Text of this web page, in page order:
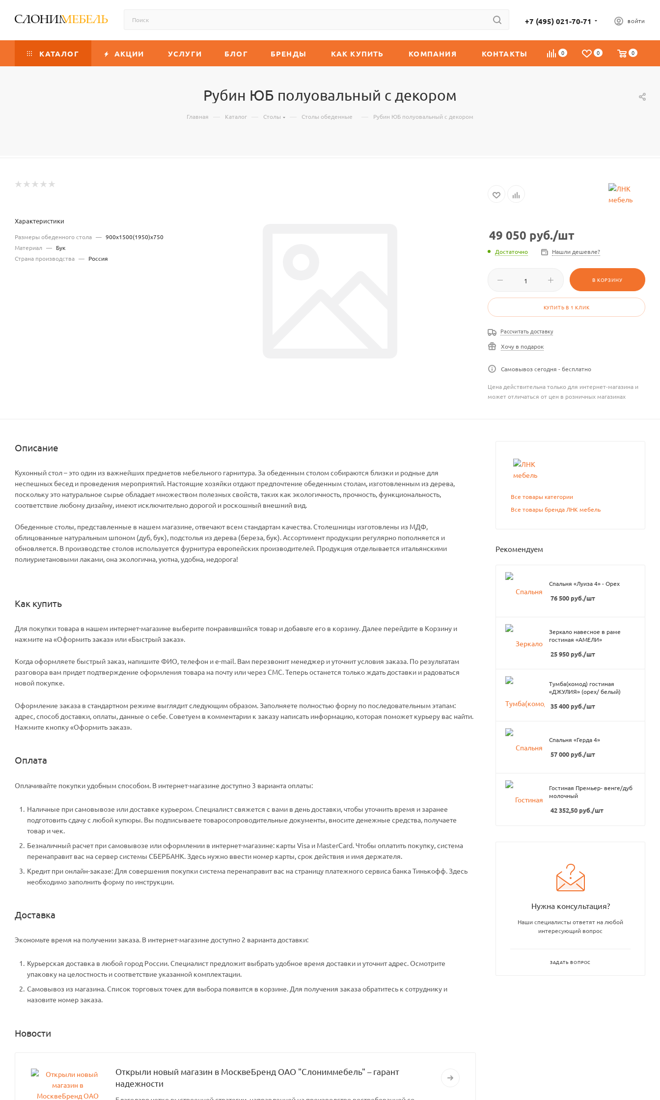
+7 (495) 021-70-71 ВОЙТИ
0 0 0
КАТАЛОГ АКЦИИ УСЛУГИ БЛОГ БРЕНДЫ КАК КУПИТЬ КОМПАНИЯ КОНТАКТЫ
Рубин ЮБ полуовальный с декором
Главная — Каталог — Столы — Столы обеденные — Рубин ЮБ полуовальный с декором
Характеристики
Размеры обеденного стола — 900х1500(1950)х750
Материал — Бук
Страна производства — Россия
49 050 руб./шт
Достаточно Нашли дешевле?
В КОРЗИНУ
КУПИТЬ В 1 КЛИК
Рассчитать доставку
Хочу в подарок
Самовывоз сегодня - бесплатно
Цена действительна только для интернет-магазина и
может отличаться от цен в розничных магазинах
Описание
Кухонный стол – это один из важнейших предметов мебельного гарнитура. За обеденным столом собираются близки и родные для
неспешных бесед и проведения мероприятий. Настоящие хозяйки отдают предпочтение обеденным столам, изготовленным из дерева,
поскольку это натуральное сырье обладает множеством полезных свойств, таких как экологичность, прочность, функциональность,
соответствие любому дизайну, имеют исключительно дорогой и роскошный внешний вид.
Обеденные столы, представленные в нашем магазине, отвечают всем стандартам качества. Столешницы изготовлены из МДФ,
облицованные натуральным шпоном (дуб, бук), подстолья из дерева (береза, бук). Ассортимент продукции регулярно пополняется и
обновляется. В производстве столов используется фурнитура европейских производителей. Продукция отделывается итальянскими
полиуриетановыми лаками, она экологична, уютна, удобна, недорога!
Как купить
Для покупки товара в нашем интернет-магазине выберите понравившийся товар и добавьте его в корзину. Далее перейдите в Корзину и
нажмите на «Оформить заказ» или «Быстрый заказ».
Когда оформляете быстрый заказ, напишите ФИО, телефон и e-mail. Вам перезвонит менеджер и уточнит условия заказа. По результатам
разговора вам придет подтверждение оформления товара на почту или через СМС. Теперь останется только ждать доставки и радоваться
новой покупке.
Оформление заказа в стандартном режиме выглядит следующим образом. Заполняете полностью форму по последовательным этапам:
адрес, способ доставки, оплаты, данные о себе. Советуем в комментарии к заказу написать информацию, которая поможет курьеру вас найти.
Нажмите кнопку «Оформить заказ».
Оплата
Оплачивайте покупки удобным способом. В интернет-магазине доступно 3 варианта оплаты:
Наличные при самовывозе или доставке курьером. Специалист свяжется с вами в день доставки, чтобы уточнить время и заранее
подготовить сдачу с любой купюры. Вы подписываете товаросопроводительные документы, вносите денежные средства, получаете
товар и чек.
Безналичный расчет при самовывозе или оформлении в интернет-магазине: карты Visa и MasterCard. Чтобы оплатить покупку, система
перенаправит вас на сервер системы СБЕРБАНК. Здесь нужно ввести номер карты, срок действия и имя держателя.
Кредит при онлайн-заказе: Для совершения покупки система перенаправит вас на страницу платежного сервиса банка Тинькофф. Здесь
необходимо заполнить форму по инструкции.
Доставка
Экономьте время на получении заказа. В интернет-магазине доступно 2 варианта доставки:
Курьерская доставка в любой город России. Специалист предложит выбрать удобное время доставки и уточнит адрес. Осмотрите
упаковку на целостность и соответствие указанной комплектации.
Самовывоз из магазина. Список торговых точек для выбора появится в корзине. Для получения заказа обратитесь к сотруднику и
назовите номер заказа.
Новости
Открыли новый магазин в МосквеБренд ОАО "Слониммебель" – гарант
надежности
Все товары категории
Все товары бренда ЛНК мебель
Рекомендуем
Спальня «Луиза 4» - Орех
76 500 руб./шт
Зеркало навесное в раме
гостиная «АМЕЛИ»
25 950 руб./шт
Тумба(комод) гостиная
«ДЖУЛИЯ» (орех/ белый)
35 400 руб./шт
Спальня «Герда 4»
57 000 руб./шт
Гостиная Премьер- венге/дуб
молочный
42 352,50 руб./шт
Нужна консультация?
Наши специалисты ответят на любой
интересующий вопрос
ЗАДАТЬ ВОПРОС